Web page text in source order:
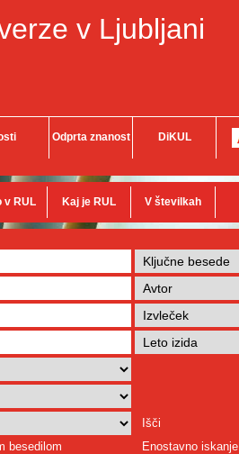
v Ljubljani
Odprta znanost DiKUL
v RUL Kaj je RUL V številkah
Išči
besedilom
Enostavno iskanje